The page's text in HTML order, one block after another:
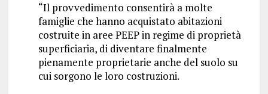
“Il provvedimento consentirà a molte
famiglie che hanno acquistato abitazioni
costruite in aree PEEP in regime di proprietà
superficiaria, di diventare finalmente
pienamente proprietarie anche del suolo su
cui sorgono le loro costruzioni.